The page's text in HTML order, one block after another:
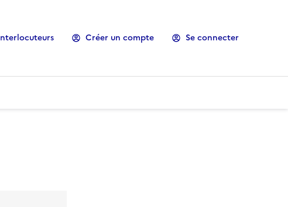
Créer un compte Se connecter